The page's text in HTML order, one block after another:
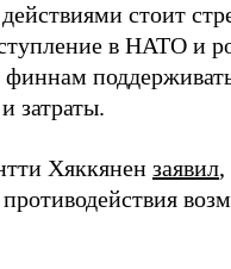
стоит
в НАТО и
затраты.
Хяккянен заявил,